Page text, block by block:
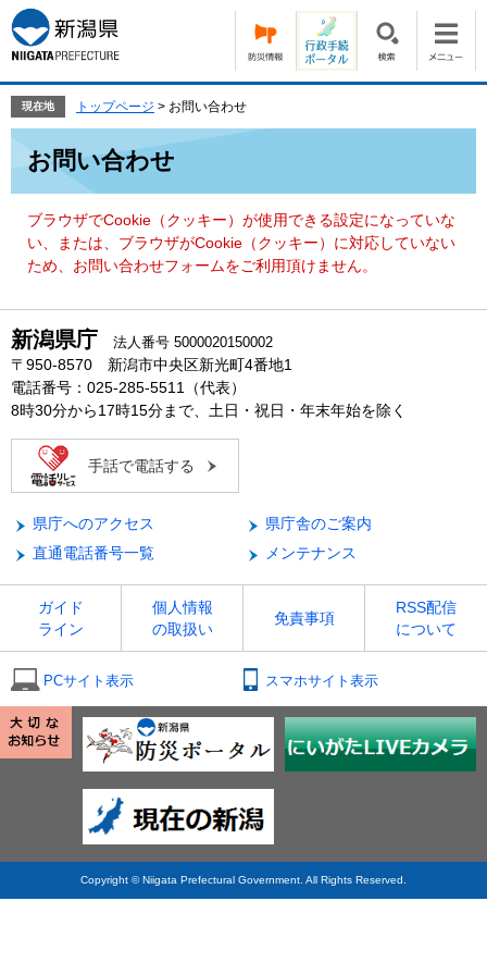
ー
ジ
の
頭
す。
ニ
ュ
ー
飛
て
現在地 トップページ > お問い合わせ
お問い合わせ
ブラウザでCookie（クッキー）が使用できる設定になっていな
い、または、ブラウザがCookie（クッキー）に対応していない
ため、お問い合わせフォームをご利用頂けません。
新潟県庁 法人番号 5000020150002
〒950-8570 新潟市中央区新光町4番地1
電話番号：025-285-5511（代表）
8時30分から17時15分まで、土日・祝日・年末年始を除く
手話で電話する
県庁へのアクセス
県庁舎のご案内
直通電話番号一覧
メンテナンス
ガイド
ライン
個人情報
の取扱い
免責事項
RSS配信
について
PCサイト表示 スマホサイト表示
Copyright © Niigata Prefectural Government. All Rights Reserved.